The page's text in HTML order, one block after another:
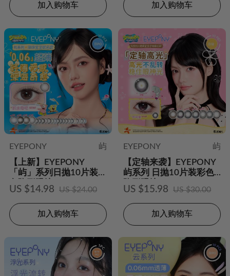
加入购物车 加入购物车
EYEPONY
屿
【上新】EYEPONY
「屿」系列日抛10片装彩
色隐形眼镜
US $14.98 US $24.00
加入购物车
EYEPONY
屿
【定轴来袭】EYEPONY
屿系列 日抛10片装彩色
隐形眼镜
US $15.98 US $30.00
加入购物车